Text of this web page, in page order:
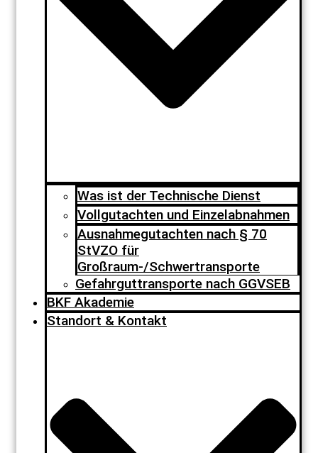
Was ist der Technische Dienst
Vollgutachten und Einzelabnahmen
Ausnahmegutachten nach § 70
StVZO für
Großraum-/Schwertransporte
Gefahrguttransporte nach GGVSEB
BKF Akademie
Standort & Kontakt